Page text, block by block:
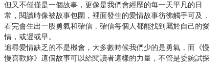
但又不僅僅是一個故事，更像是我們會經歷的每一天平凡的日
常，閱讀時像被故事包圍，裡面發生的愛情故事彷彿觸手可及，
看完會生出一股勇氣和確信，確信每個人都能找到屬於自己的愛
情，或遲或早。
追尋愛情缺乏的不是機會，大多數時候我們少的是勇氣，而《慢
慢喜歡妳》這個故事可以給閱讀者這樣的力量，不管是委婉試探